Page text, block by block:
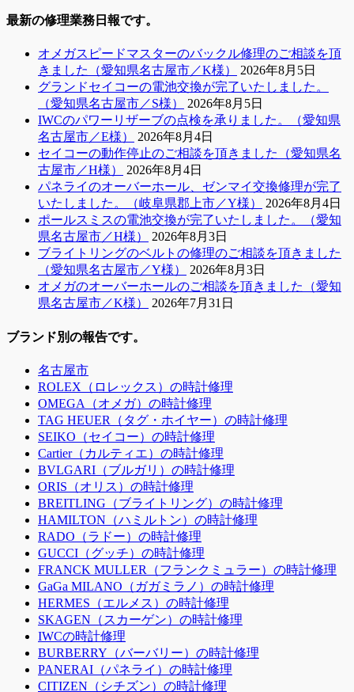
最新の修理業務日報です。
オメガスピードマスターのバックル修理のご相談を頂
きました（愛知県名古屋市／K様）
2026年8月5日
グランドセイコーの電池交換が完了いたしました。
（愛知県名古屋市／S様）
2026年8月5日
IWCのパワーリザーブの点検を承りました。（愛知県
名古屋市／E様）
2026年8月4日
セイコーの動作停止のご相談を頂きました（愛知県名
古屋市／H様）
2026年8月4日
パネライのオーバーホール、ゼンマイ交換修理が完了
いたしました。（岐阜県郡上市／Y様）
2026年8月4日
ポールスミスの電池交換が完了いたしました。（愛知
県名古屋市／H様）
2026年8月3日
ブライトリングのベルトの修理のご相談を頂きました
（愛知県名古屋市／Y様）
2026年8月3日
オメガのオーバーホールのご相談を頂きました（愛知
県名古屋市／K様）
2026年7月31日
ブランド別の報告です。
名古屋市
ROLEX（ロレックス）の時計修理
OMEGA（オメガ）の時計修理
TAG HEUER（タグ・ホイヤー）の時計修理
SEIKO（セイコー）の時計修理
Cartier（カルティエ）の時計修理
BVLGARI（ブルガリ）の時計修理
ORIS（オリス）の時計修理
BREITLING（ブライトリング）の時計修理
HAMILTON（ハミルトン）の時計修理
RADO（ラドー）の時計修理
GUCCI（グッチ）の時計修理
FRANCK MULLER（フランクミュラー）の時計修理
GaGa MILANO（ガガミラノ）の時計修理
HERMES（エルメス）の時計修理
SKAGEN（スカーゲン）の時計修理
IWCの時計修理
BURBERRY（バーバリー）の時計修理
PANERAI（パネライ）の時計修理
CITIZEN（シチズン）の時計修理